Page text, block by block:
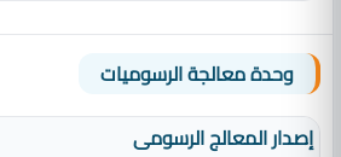
وحدة معالجة الرسوميات
إصدار المعالج الرسومى